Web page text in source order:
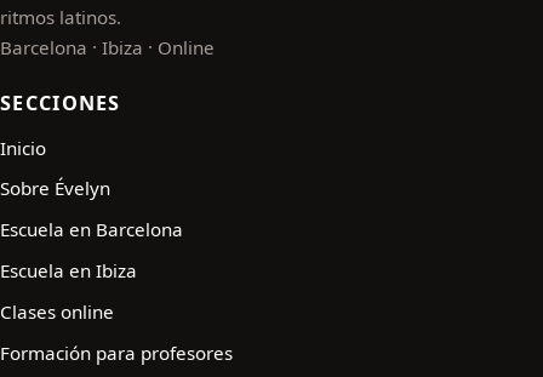
ritmos latinos.
Barcelona · Ibiza · Online
SECCIONES
Inicio
Sobre Évelyn
Escuela en Barcelona
Escuela en Ibiza
Clases online
Formación para profesores